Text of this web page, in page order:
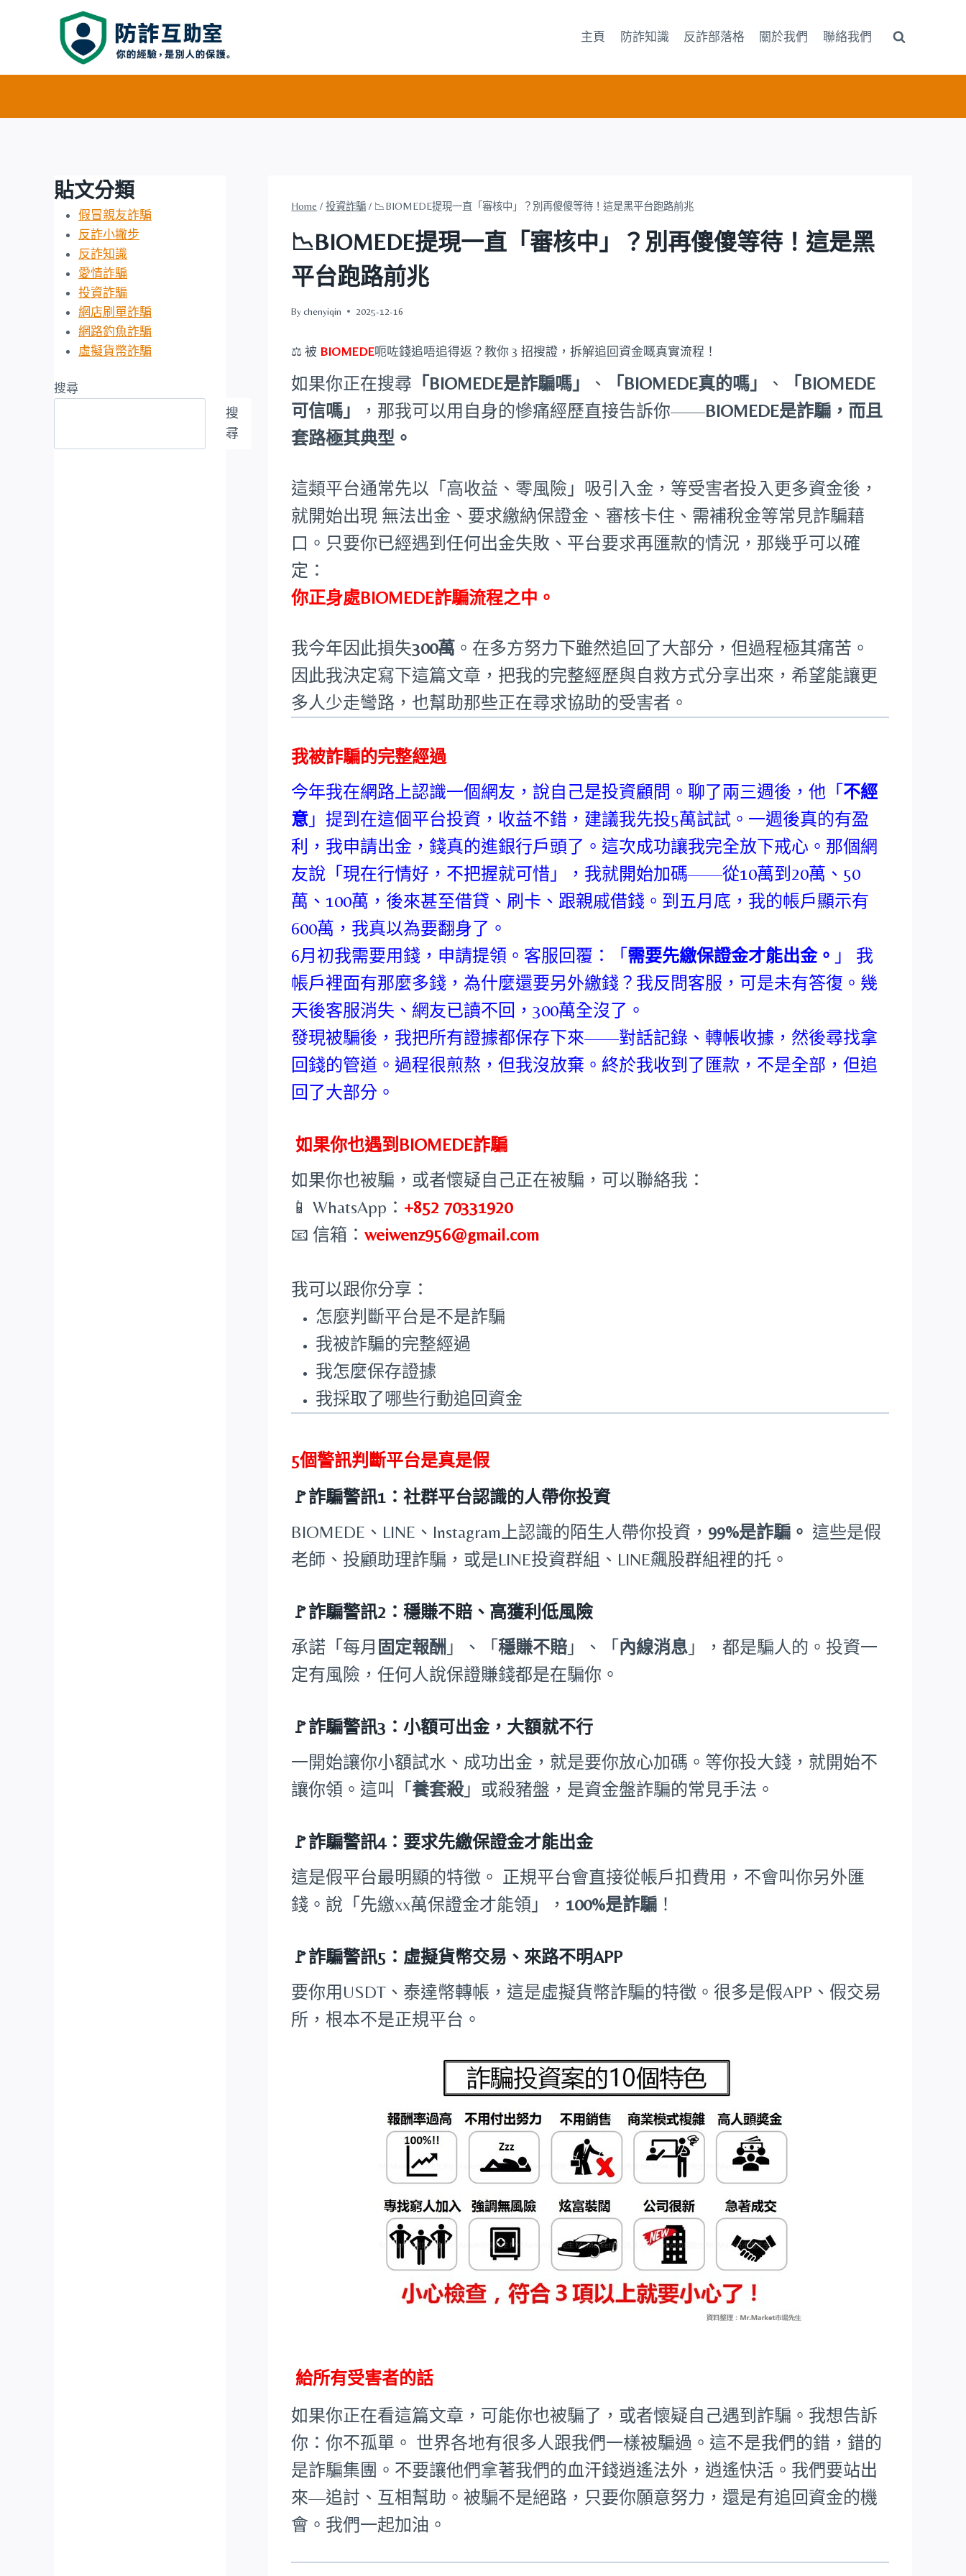
主頁 防詐知識 反詐部落格 關於我們 聯絡我們
Home / 投資詐騙 / 📉BIOMEDE提現一直「審核中」？別再傻傻等待！這是黑平台跑路前兆
📉BIOMEDE提現一直「審核中」？別再傻傻等待！這是黑
平台跑路前兆
By chenyiqin 2025-12-16
⚖️ 被 BIOMEDE呃咗錢追唔追得返？教你 3 招搜證，拆解追回資金嘅真實流程！
如果你正在搜尋 「BIOMEDE是詐騙嗎」 、 「BIOMEDE真的嗎」 、
「BIOMEDE
可信嗎」
，那我可以用自身的慘痛經歷直接告訴你——BIOMEDE是詐騙，而且
套路極其典型。
這類平台通常先以「高收益、零風險」吸引入金，等受害者投入更多資金後，
就開始出現 無法出金、要求繳納保證金、審核卡住、需補稅金等常見詐騙藉
口。只要你已經遇到任何出金失敗、平台要求再匯款的情況，那幾乎可以確
定：
你正身處BIOMEDE詐騙流程之中。
我今年因此損失300萬 。在多方努力下雖然追回了大部分，但過程極其痛苦。
因此我決定寫下這篇文章，把我的完整經歷與自救方式分享出來，希望能讓更
多人少走彎路，也幫助那些正在尋求協助的受害者。
我被詐騙的完整經過
今年我在網路上認識一個網友，說自己是投資顧問。聊了兩三週後，他「 不經
意 」提到在這個平台投資，收益不錯，建議我先投5萬試試。一週後真的有盈
利，我申請出金，錢真的進銀行戶頭了。這次成功讓我完全放下戒心。那個網
友說「現在行情好，不把握就可惜」，我就開始加碼——從10萬到20萬、50
萬、100萬，後來甚至借貸、刷卡、跟親戚借錢。到五月底，我的帳戶顯示有
600萬，我真以為要翻身了。
6月初我需要用錢，申請提領。客服回覆：「 需要先繳保證金才能出金。 」 我
帳戶裡面有那麼多錢，為什麼還要另外繳錢？我反問客服，可是未有答復。幾
天後客服消失、網友已讀不回，300萬全沒了。
發現被騙後，我把所有證據都保存下來——對話記錄、轉帳收據，然後尋找拿
回錢的管道。過程很煎熬，但我沒放棄。終於我收到了匯款，不是全部，但追
回了大部分。
如果你也遇到BIOMEDE詐騙
如果你也被騙，或者懷疑自己正在被騙，可以聯絡我：
📱 WhatsApp： +852 70331920
📧 信箱：weiwenz956@gmail.com
我可以跟你分享：
怎麼判斷平台是不是詐騙
我被詐騙的完整經過
我怎麼保存證據
我採取了哪些行動追回資金
5個警訊判斷平台是真是假
🚩詐騙警訊1：社群平台認識的人帶你投資
BIOMEDE、LINE、Instagram上認識的陌生人帶你投資， 99%是詐騙。 這些是假
老師、投顧助理詐騙，或是LINE投資群組、LINE飆股群組裡的托。
🚩詐騙警訊2：穩賺不賠、高獲利低風險
承諾「每月 固定報酬 」、「穩賺不賠 」、「 內線消息 」，都是騙人的。投資一
定有風險，任何人說保證賺錢都是在騙你。
🚩詐騙警訊3：小額可出金，大額就不行
一開始讓你小額試水、成功出金，就是要你放心加碼。等你投大錢，就開始不
讓你領。這叫「養套殺」或殺豬盤，是資金盤詐騙的常見手法。
🚩詐騙警訊4：要求先繳保證金才能出金
這是假平台最明顯的特徵。 正規平台會直接從帳戶扣費用，不會叫你另外匯
錢。說「先繳xx萬保證金才能領」，100%是詐騙 ！
🚩詐騙警訊5：虛擬貨幣交易、來路不明APP
要你用USDT、泰達幣轉帳，這是虛擬貨幣詐騙的特徵。很多是假APP、假交易
所，根本不是正規平台。
給所有受害者的話
如果你正在看這篇文章，可能你也被騙了，或者懷疑自己遇到詐騙。我想告訴
你：你不孤單。 世界各地有很多人跟我們一樣被騙過。這不是我們的錯，錯的
是詐騙集團。不要讓他們拿著我們的血汗錢逍遙法外，逍遙快活。我們要站出
來—追討、互相幫助。被騙不是絕路，只要你願意努力，還是有追回資金的機
會。我們一起加油。
貼文分類
假冒親友詐騙
反詐小撇步
反詐知識
愛情詐騙
投資詐騙
網店刷單詐騙
網路釣魚詐騙
虛擬貨幣詐騙
搜尋
搜
尋